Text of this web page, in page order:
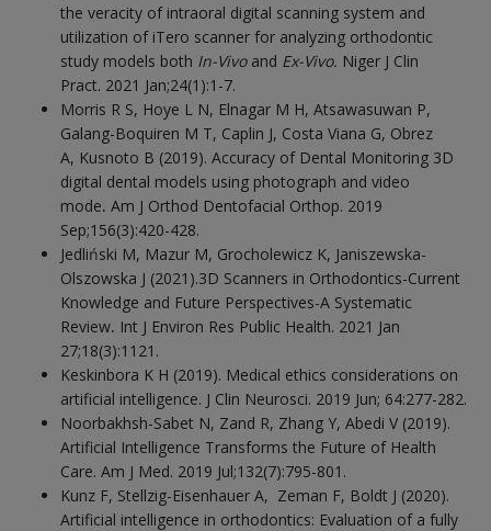
the veracity of intraoral digital scanning system and
utilization of iTero scanner for analyzing orthodontic
study models both In-Vivoand Ex-Vivo. Niger J Clin
Pract. 2021 Jan;24(1):1-7.
Morris R S, Hoye L N, Elnagar M H, Atsawasuwan P,
Galang-Boquiren M T, Caplin J, Costa Viana G, Obrez
A, Kusnoto B (2019). Accuracy of Dental Monitoring 3D
digital dental models using photograph and video
mode. Am J Orthod Dentofacial Orthop. 2019
Sep;156(3):420-428.
Jedliński M, Mazur M, Grocholewicz K, Janiszewska-
Olszowska J (2021).3D Scanners in Orthodontics-Current
Knowledge and Future Perspectives-A Systematic
Review. Int J Environ Res Public Health. 2021 Jan
27;18(3):1121.
Keskinbora K H (2019). Medical ethics considerations on
artificial intelligence. J Clin Neurosci. 2019 Jun; 64:277-282.
Noorbakhsh-Sabet N, Zand R, Zhang Y, Abedi V (2019).
Artificial Intelligence Transforms the Future of Health
Care. Am J Med. 2019 Jul;132(7):795-801.
Kunz F, Stellzig-Eisenhauer A, Zeman F, Boldt J (2020).
Artificial intelligence in orthodontics: Evaluation of a fully